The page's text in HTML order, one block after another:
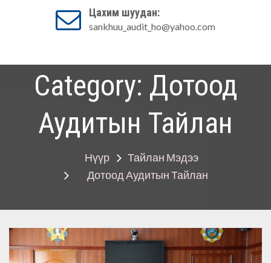
Цахим шуудан:
sankhuu_audit_ho@yahoo.com
Category: Дотоод
Аудитын Тайлан
Нүүр
Тайлан Мэдээ
Дотоод Аудитын Тайлан